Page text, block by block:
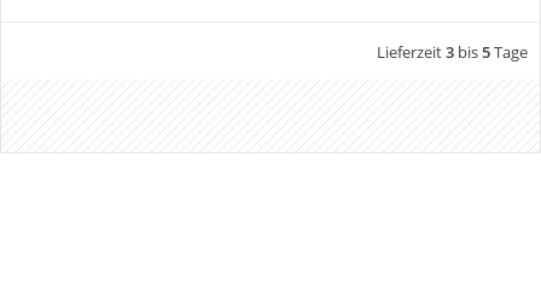
Lieferzeit3 bis5Tage